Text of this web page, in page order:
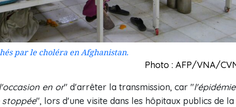
par le choléra en Afghanistan.
Photo : AFP/VNA/
en or" d'arrêter la transmission, car "l'épidémie
", lors d'une visite dans les hôpitaux publics de la